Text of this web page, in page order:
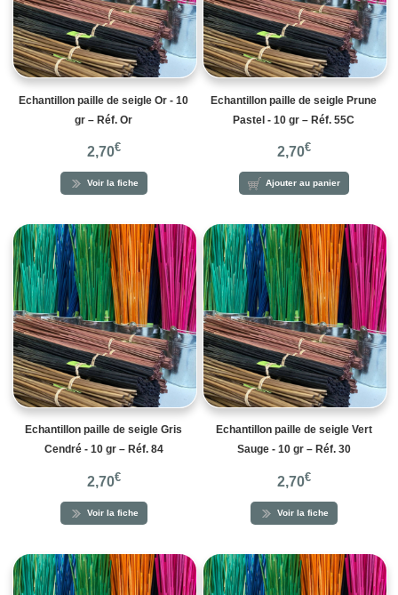
Echantillon paille de seigle Or - 10
gr – Réf. Or
2,70€
Voir la fiche
Echantillon paille de seigle Prune
Pastel - 10 gr – Réf. 55C
2,70€
Ajouter au panier
Echantillon paille de seigle Gris
Cendré - 10 gr – Réf. 84
2,70€
Voir la fiche
Echantillon paille de seigle Vert
Sauge - 10 gr – Réf. 30
2,70€
Voir la fiche